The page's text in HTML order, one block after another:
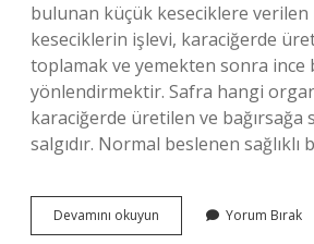
bulunan küçük keseciklere verilen
keseciklerin işlevi, karaciğerde
toplamak ve yemekten sonra ince
yönlendirmektir. Safra hangi
karaciğerde üretilen ve bağırsağa
salgıdır. Normal beslenen sağlıklı
Devamını okuyun
Kesesi
Yorum Bırak